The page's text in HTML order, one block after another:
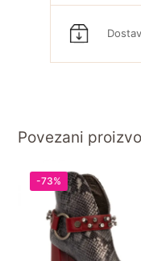
Povezani
-73%